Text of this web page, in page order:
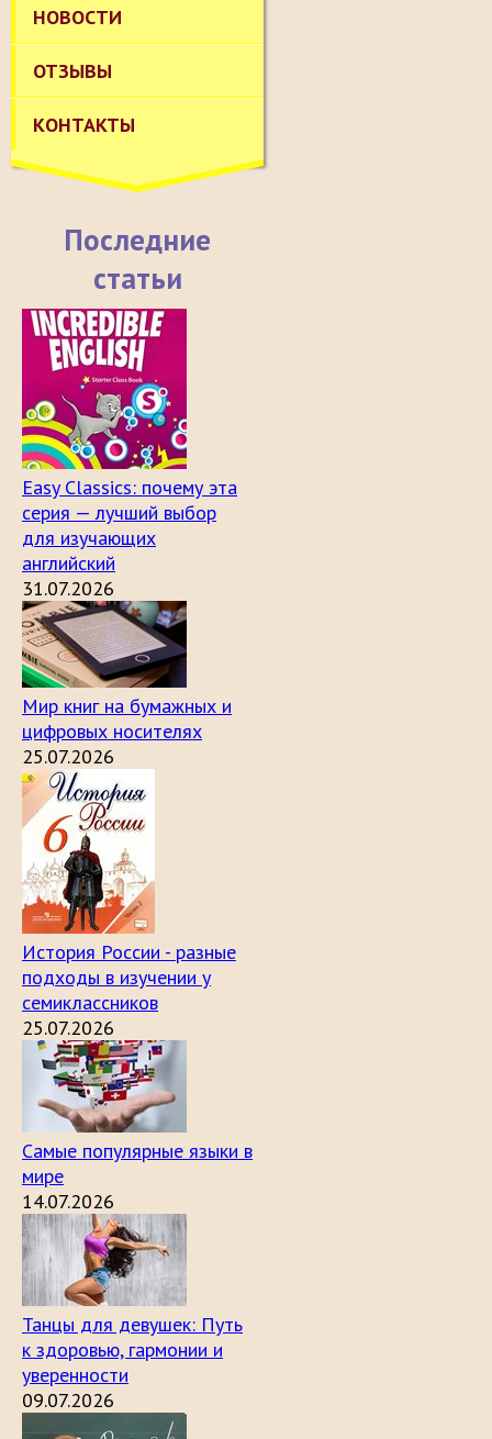
НОВОСТИ
ОТЗЫВЫ
КОНТАКТЫ
Последние
статьи
Easy Classics: почему эта
серия — лучший выбор
для изучающих
английский
31.07.2026
Мир книг на бумажных и
цифровых носителях
25.07.2026
История России - разные
подходы в изучении у
семиклассников
25.07.2026
Самые популярные языки в
мире
14.07.2026
Танцы для девушек: Путь
к здоровью, гармонии и
уверенности
09.07.2026